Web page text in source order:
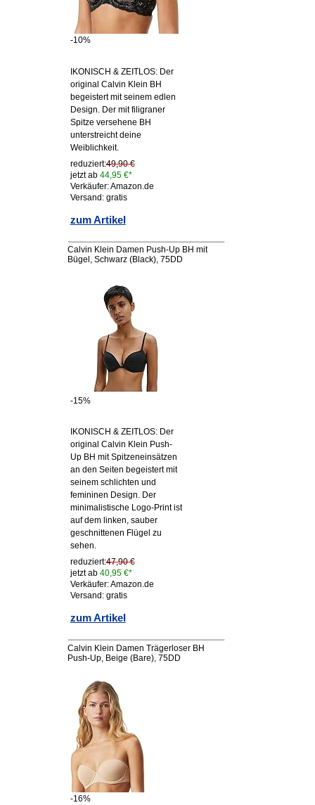
-10%
IKONISCH & ZEITLOS: Der
original Calvin Klein BH
begeistert mit seinem edlen
Design. Der mit filigraner
Spitze versehene BH
unterstreicht deine
Weiblichkeit.
reduziert:49,90 €
jetzt ab 44,95 €*
Verkäufer: Amazon.de
Versand: gratis
zum Artikel
Calvin Klein Damen Push-Up BH mit
Bügel, Schwarz (Black), 75DD
-15%
IKONISCH & ZEITLOS: Der
original Calvin Klein Push-
Up BH mit Spitzeneinsätzen
an den Seiten begeistert mit
seinem schlichten und
femininen Design. Der
minimalistische Logo-Print ist
auf dem linken, sauber
geschnittenen Flügel zu
sehen.
reduziert:47,90 €
jetzt ab 40,95 €*
Verkäufer: Amazon.de
Versand: gratis
zum Artikel
Calvin Klein Damen Trägerloser BH
Push-Up, Beige (Bare), 75DD
-16%